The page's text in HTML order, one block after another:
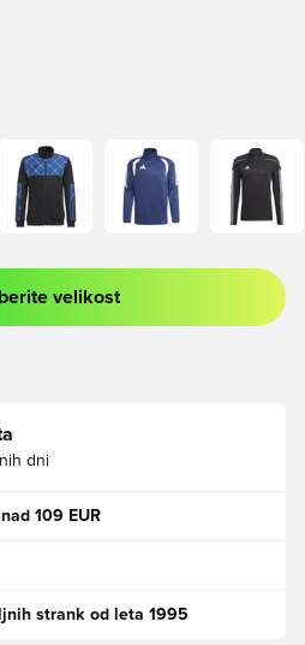
vpis kot član
velikost
dni
109 EUR
strank od leta 1995